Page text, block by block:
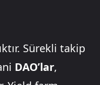
Sürekli takip
DAO’lar,